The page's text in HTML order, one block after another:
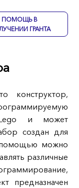
ПОМОЩЬ В
ГРАНТА
конструктор,
и может
создан для
можно
различные
предназначен